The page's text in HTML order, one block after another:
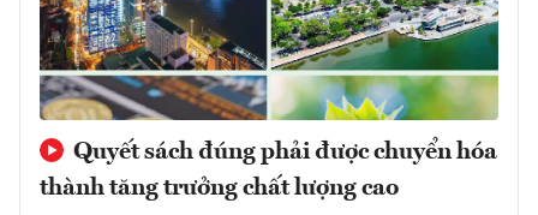
Quyết sách đúng phải được chuyển hóa
thành tăng trưởng chất lượng cao